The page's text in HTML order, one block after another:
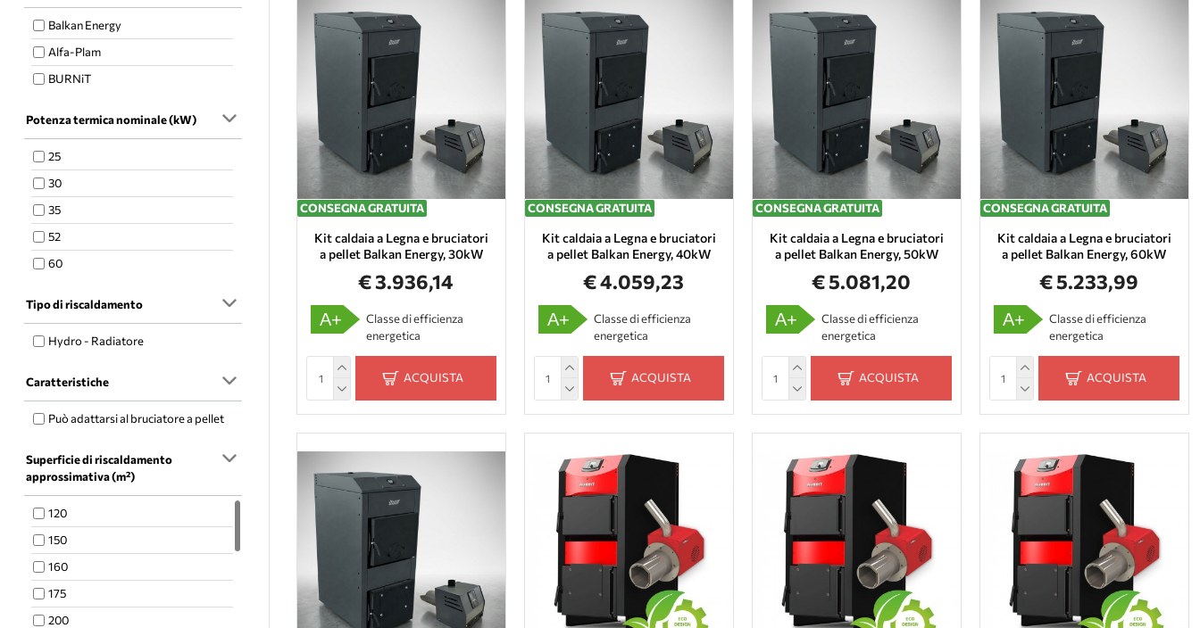
Balkan Energy
Alfa-Plam
BURNiT
Potenza termica nominale (kW)
25
30
35
52
60
Tipo di riscaldamento
Hydro - Radiatore
Caratteristiche
Può adattarsi al bruciatore a pellet
Superficie di riscaldamento
approssimativa (m²)
120
150
160
175
200
CONSEGNA GRATUITA
Kit caldaia a Legna e bruciatori
a pellet Balkan Energy, 30kW
€ 3.936,14
A+
Classe di efficienza
energetica
ACQUISTA
CONSEGNA GRATUITA
Kit caldaia a Legna e bruciatori
a pellet Balkan Energy, 40kW
€ 4.059,23
A+
Classe di efficienza
energetica
ACQUISTA
CONSEGNA GRATUITA
Kit caldaia a Legna e bruciatori
a pellet Balkan Energy, 50kW
€ 5.081,20
A+
Classe di efficienza
energetica
ACQUISTA
CONSEGNA GRATUITA
Kit caldaia a Legna e bruciatori
a pellet Balkan Energy, 60kW
€ 5.233,99
A+
Classe di efficienza
energetica
ACQUISTA